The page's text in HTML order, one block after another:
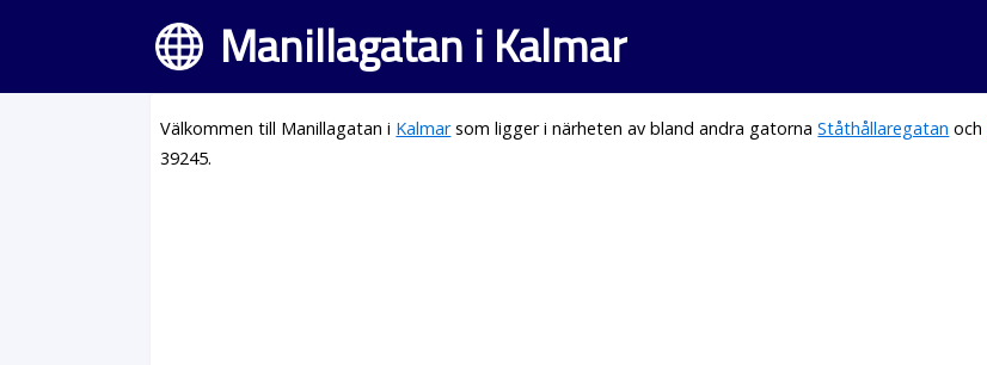
Manillagatan i Kalmar
Välkommen till Manillagatan i Kalmarsom ligger i närheten av bland andra gatornaStåthållaregatan och
39245.